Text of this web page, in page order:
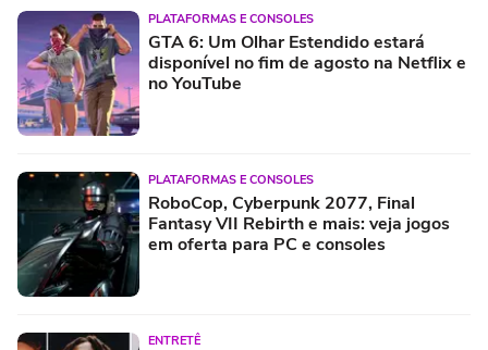
PLATAFORMAS E CONSOLES
GTA 6: Um Olhar Estendido estará
disponível no fim de agosto na Netflix e
no YouTube
PLATAFORMAS E CONSOLES
RoboCop, Cyberpunk 2077, Final
Fantasy VII Rebirth e mais: veja jogos
em oferta para PC e consoles
ENTRETÊ